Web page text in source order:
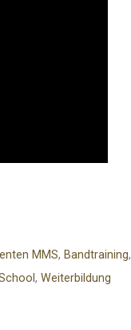
MMS, Bandtraining,
, Weiterbildung